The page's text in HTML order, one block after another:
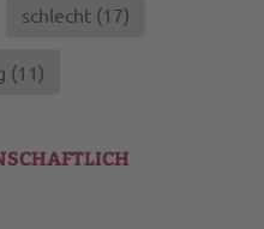
schlecht (17)
(11)